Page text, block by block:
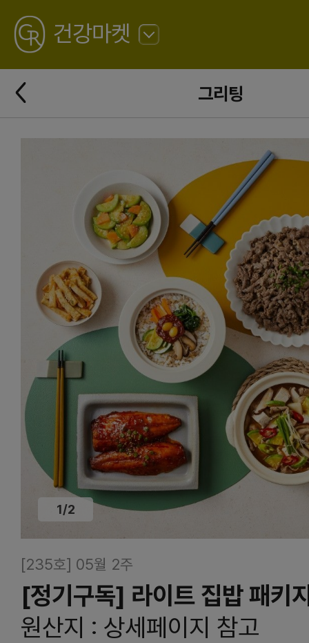
GREATING
건강마켓
로
그리팅
뒤
로
가
1/2
[235호] 05월 2주
[정기구독] 라이트 집밥 패키
원산지 : 상세페이지 참고